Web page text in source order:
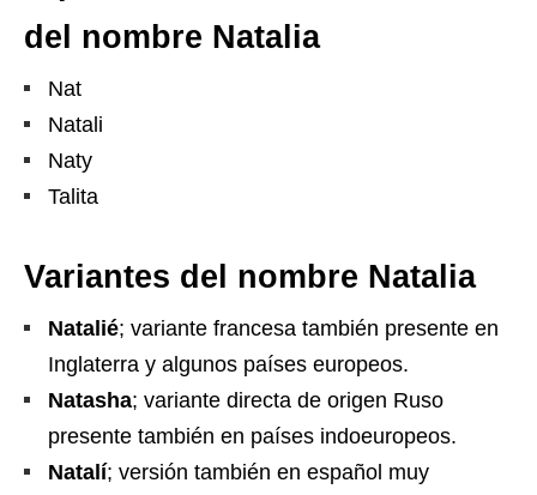
del nombre Natalia
Nat
Natali
Naty
Talita
Variantes del nombre Natalia
Natalié; variante francesa también presente en
Inglaterra y algunos países europeos.
Natasha; variante directa de origen Ruso
presente también en países indoeuropeos.
Natalí; versión también en español muy